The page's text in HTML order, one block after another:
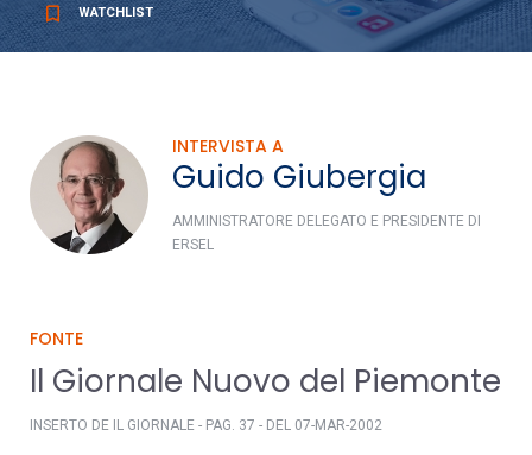
bookmark_border WATCHLIST
INTERVISTA A
Guido Giubergia
AMMINISTRATORE DELEGATO E PRESIDENTE DI
ERSEL
FONTE
Il Giornale Nuovo del Piemonte
INSERTO DE IL GIORNALE - PAG. 37 - DEL 07-MAR-2002